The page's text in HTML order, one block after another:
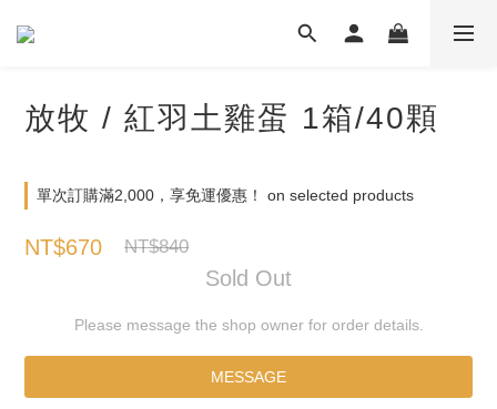
放牧 / 紅羽土雞蛋 1箱/40顆
單次訂購滿2,000，享免運優惠！ on selected products
NT$670 NT$840
Sold Out
Please message the shop owner for order details.
MESSAGE